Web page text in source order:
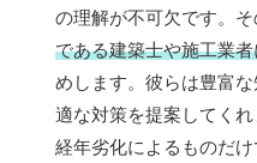
の理解が不可欠です。そ
である建築士や施工業
めします。彼らは豊富
適な対策を提案してく
経年劣化によるものだ